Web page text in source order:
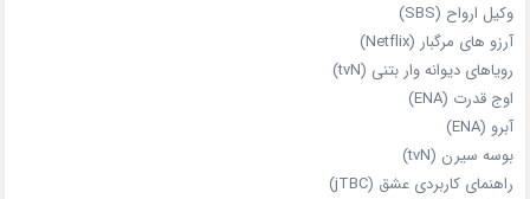
وکیل ارواح (SBS)
آرزو های مرگبار (Netflix)
رویاهای دیوانه‌ وار بتنی (tvN)
اوج قدرت (ENA)
آبرو (ENA)
بوسه سیرن (tvN)
راهنمای کاربردی عشق (jTBC)